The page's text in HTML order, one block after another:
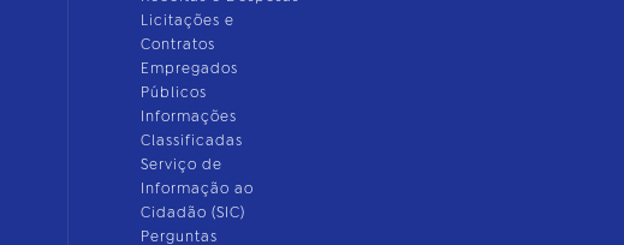
Licitações e
Contratos
Empregados
Públicos
Informações
Classificadas
Serviço de
Informação ao
Cidadão (SIC)
Perguntas